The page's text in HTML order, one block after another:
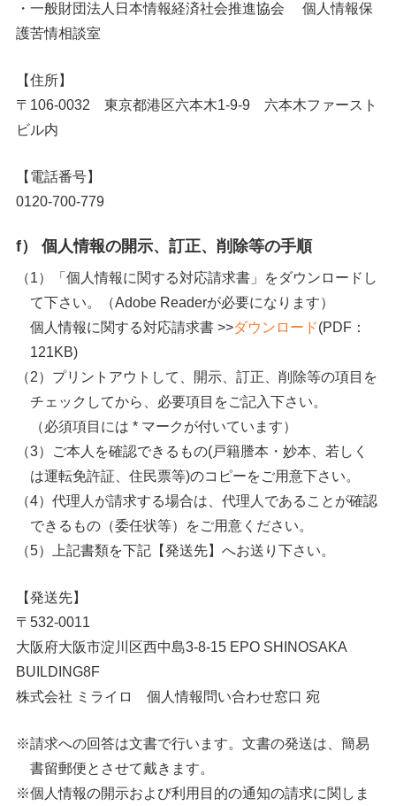
・一般財団法人日本情報経済社会推進協会 個人情報保
護苦情相談室
【住所】
〒106-0032 東京都港区六本木1-9-9 六本木ファースト
ビル内
【電話番号】
0120-700-779
f） 個人情報の開示、訂正、削除等の手順
「個人情報に関する対応請求書」をダウンロードし
て下さい。（Adobe Readerが必要になります）
個人情報に関する対応請求書 >>ダウンロード(PDF：
121KB)
プリントアウトして、開示、訂正、削除等の項目を
チェックしてから、必要項目をご記入下さい。
（必須項目には * マークが付いています）
ご本人を確認できるもの(戸籍謄本・妙本、若しく
は運転免許証、住民票等)のコピーをご用意下さい。
代理人が請求する場合は、代理人であることが確認
できるもの（委任状等）をご用意ください。
上記書類を下記【発送先】へお送り下さい。
【発送先】
〒532-0011
大阪府大阪市淀川区西中島3-8-15 EPO SHINOSAKA
BUILDING8F
株式会社 ミライロ 個人情報問い合わせ窓口 宛
※請求への回答は文書で行います。文書の発送は、簡易
書留郵便とさせて戴きます。
※個人情報の開示および利用目的の通知の請求に関しま